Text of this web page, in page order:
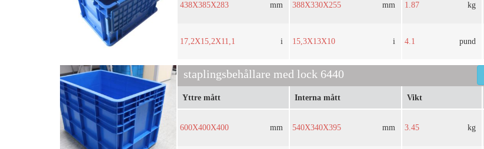
438X385X283 mm
17,2X15,2X11,1 i
388X330X255 mm
15,3X13X10 i
1.87 kg
4.1 pund
staplingsbehållare med lock 6440
Yttre mått
600X400X400 mm
Interna mått
540X340X395 mm
Vikt
3.45 kg